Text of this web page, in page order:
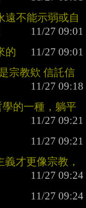
遠不能示弱或自
的
宗教欸 信託信
的一種，躺平
才更像宗教，